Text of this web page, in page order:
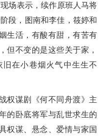
表示，续作原班人马将
段，图南和李佳，筱婷和
生活，有酸有甜，有苦有
但不变的是这些关于家，
在小巷烟火气中生生不
谋剧《何不同舟渡》主
的卧底将军与乱世求生的
权谋、悬念、爱情与家国